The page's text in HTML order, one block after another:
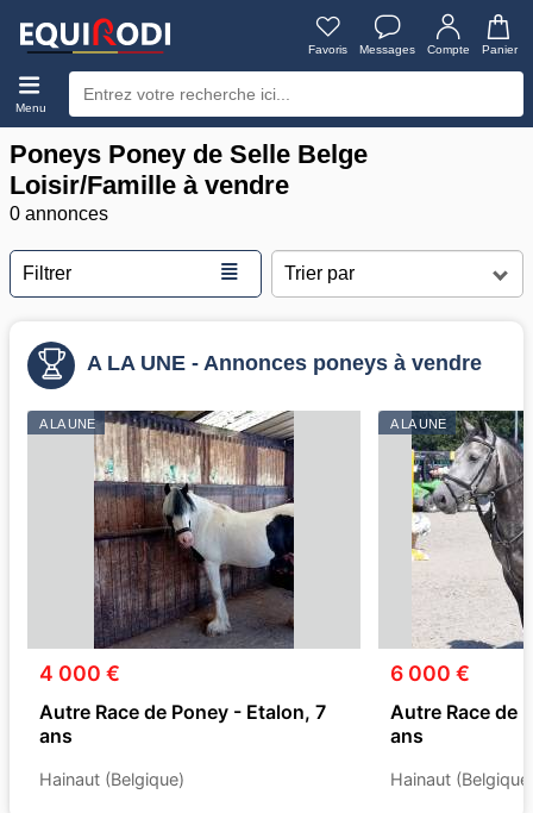
Favoris Messages Compte Panier
Menu
Poneys Poney de Selle Belge
Loisir/Famille à vendre
0 annonces
Filtrer ≣
A LA UNE - Annonces poneys à vendre
A LA UNE
4 000 €
Autre Race de Poney - Etalon, 7
ans
Hainaut (Belgique)
A LA UNE
6 000 €
Autre Race de
ans
Hainaut